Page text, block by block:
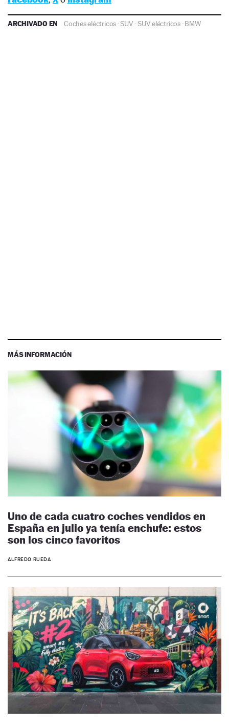
ARCHIVADO EN Coches eléctricos ·SUV ·SUV eléctricos·BMW
MÁS INFORMACIÓN
Uno de cada cuatro coches vendidos en
España en julio ya tenía enchufe: estos
son los cinco favoritos
ALFREDO RUEDA